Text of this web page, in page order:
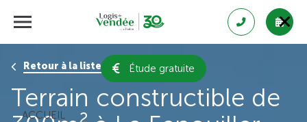
Étude gratuite
ACCUEIL
Retour à la liste des résultats
Terrain constructible de